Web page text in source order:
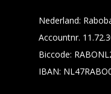
Nederland:
Accountnr.
Biccode:
IBAN: